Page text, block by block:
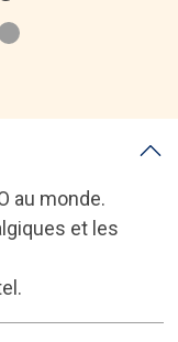
au monde.
et les